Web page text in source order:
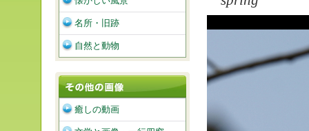
名所・旧跡
自然と動物
癒しの動画